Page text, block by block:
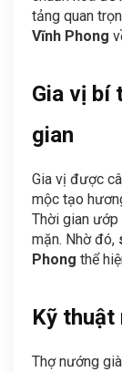
tảng quan
Vĩnh Phong
Gia vị bí
gian
Gia vị được
mộc tạo
Thời gian
mặn. Nhờ đó,
Phong thể
Kỹ thuật
Thợ nướng